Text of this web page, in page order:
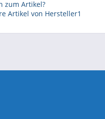
zum Artikel?
Artikel von Hersteller1